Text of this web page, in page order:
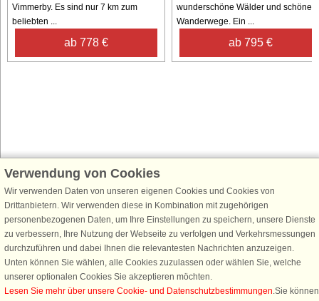
Vimmerby. Es sind nur 7 km zum
beliebten ...
ab 778 €
wunderschöne Wälder und schöne
Wanderwege. Ein ...
ab 795 €
Schließen Sie sich 100.000 Ferienhaus-Fans an
Erhalten Sie einen Willkommensgutschein von 25 €für Ihren nächsten
Ferienhausurlaub - melden Sie sich einfach für den DanCenter Newsletter
an. Verpassen Sie nie wieder exklusive Angebote, Gewinnspiele und
Urlaubstipps!
Verwendung von Cookies
Wir verwenden Daten von unseren eigenen Cookies und Cookies von
Drittanbietern. Wir verwenden diese in Kombination mit zugehörigen
personenbezogenen Daten, um Ihre Einstellungen zu speichern, unsere Dienste
zu verbessern, Ihre Nutzung der Webseite zu verfolgen und Verkehrsmessungen
durchzuführen und dabei Ihnen die relevantesten Nachrichten anzuzeigen.
Unten können Sie wählen, alle Cookies zuzulassen oder wählen Sie, welche
unserer optionalen Cookies Sie akzeptieren möchten.
Lesen Sie mehr über unsere Cookie- und Datenschutzbestimmungen.Sie können